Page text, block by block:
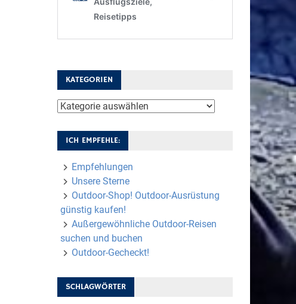
KATEGORIEN
Kategorien
ICH EMPFEHLE:
Empfehlungen
Unsere Sterne
Outdoor-Shop! Outdoor-Ausrüstung
günstig kaufen!
Außergewöhnliche Outdoor-Reisen
suchen und buchen
Outdoor-Gecheckt!
SCHLAGWÖRTER